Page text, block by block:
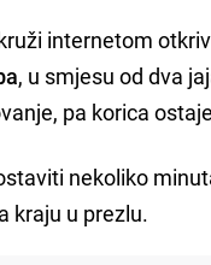
internetom
, u smjesu od dva
pa korica
nekoliko
kraju u prezlu.